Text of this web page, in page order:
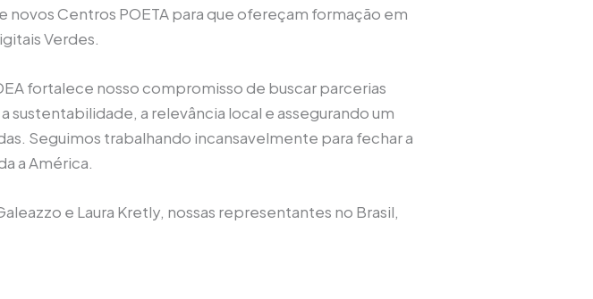
Centros POETA para que ofereçam formação em
Verdes.
fortalece nosso compromisso de buscar parcerias
a relevância local e assegurando um
Seguimos trabalhando incansavelmente para fechar a
a América.
e Laura Kretly, nossas representantes no Brasil,